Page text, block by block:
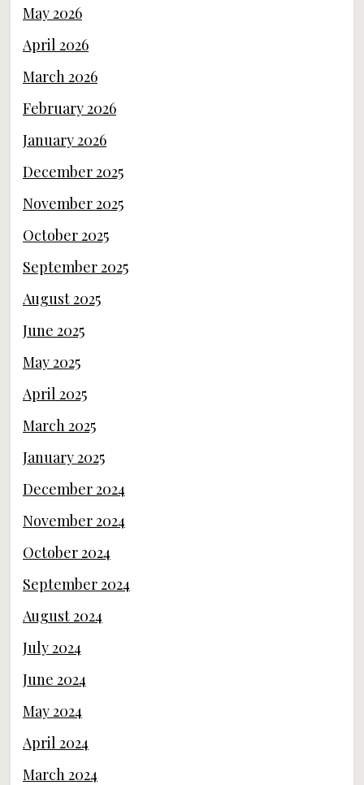
May 2026
April 2026
March 2026
February 2026
January 2026
December 2025
November 2025
October 2025
September 2025
August 2025
June 2025
May 2025
April 2025
March 2025
January 2025
December 2024
November 2024
October 2024
September 2024
August 2024
July 2024
June 2024
May 2024
April 2024
March 2024